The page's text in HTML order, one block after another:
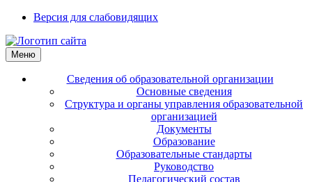
Версия для слабовидящих
Меню
Сведения об образовательной организации
Основные сведения
Структура и органы управления образовательной
организацией
Документы
Образование
Образовательные стандарты
Руководство
Педагогический состав